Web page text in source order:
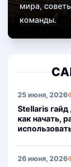
мира,
команды.
25 июня, 2026
Stellaris гайд
как начать,
26 июня, 2026